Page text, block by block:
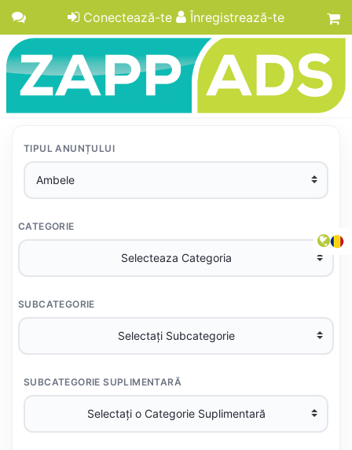
Conectează-te Înregistrează-te
TIPUL ANUNȚULUI
CATEGORIE
SUBCATEGORIE
SUBCATEGORIE SUPLIMENTARĂ